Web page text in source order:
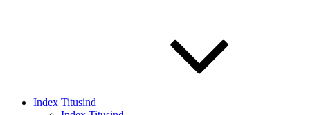
Index Titusind